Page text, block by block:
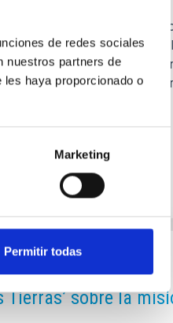
de redes sociales
nuestros partners de
haya proporcionado o
Marketing
Permitir todas
coordinación con el
del proyecto europeo
del proyecto: Kapteyn
y Observatoire
científica y el desarrollo de
sobre la